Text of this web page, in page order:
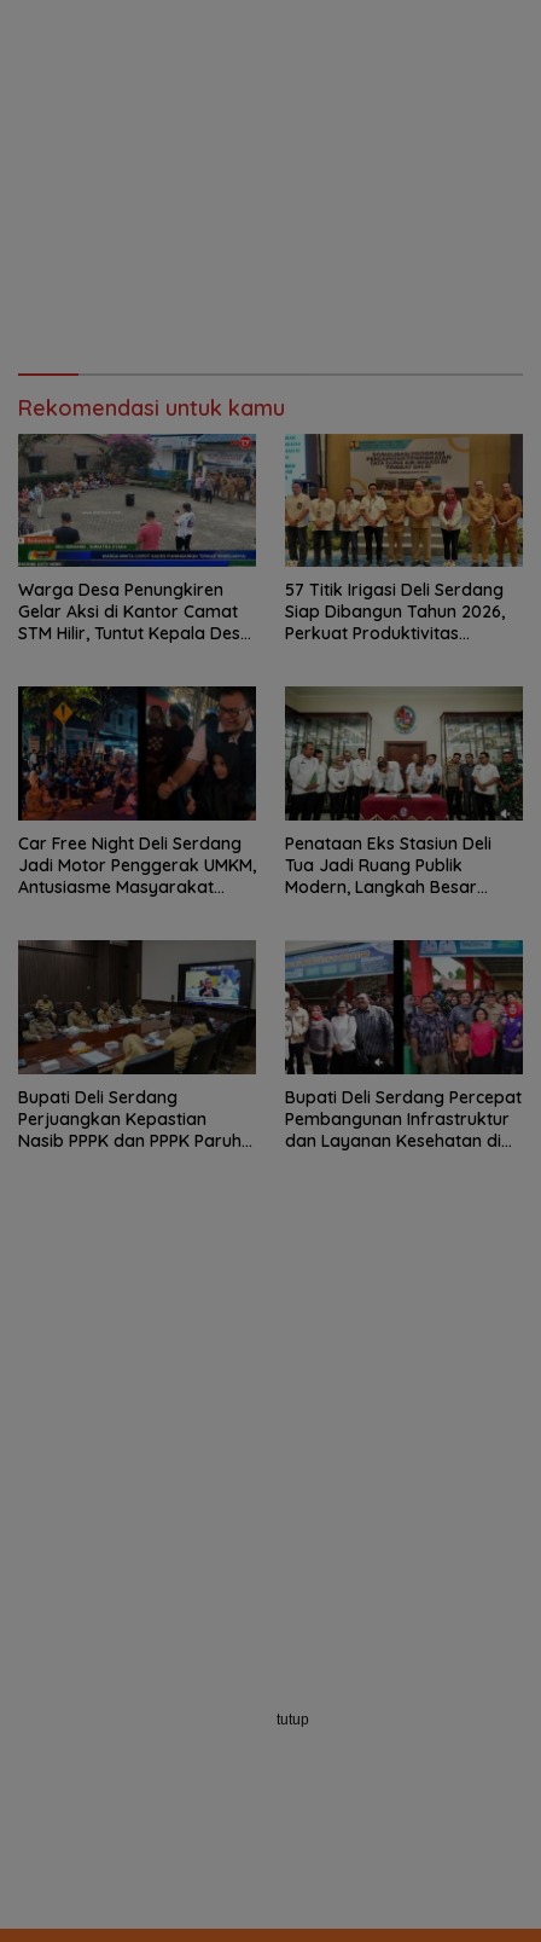
Rekomendasi untuk kamu
Warga Desa Penungkiren
Gelar Aksi di Kantor Camat
STM Hilir, Tuntut Kepala Desa
57 Titik Irigasi Deli Serdang
Siap Dibangun Tahun 2026,
Perkuat Produktivitas
Car Free Night Deli Serdang
Jadi Motor Penggerak UMKM,
Antusiasme Masyarakat
Penataan Eks Stasiun Deli
Tua Jadi Ruang Publik
Modern, Langkah Besar
Bupati Deli Serdang
Perjuangkan Kepastian
Nasib PPPK dan PPPK Paruh
Bupati Deli Serdang Percepat
Pembangunan Infrastruktur
dan Layanan Kesehatan di
tutup